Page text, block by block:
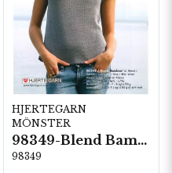
HJERTEGARN
MÖNSTER
98349-Blend Bamboo
98349